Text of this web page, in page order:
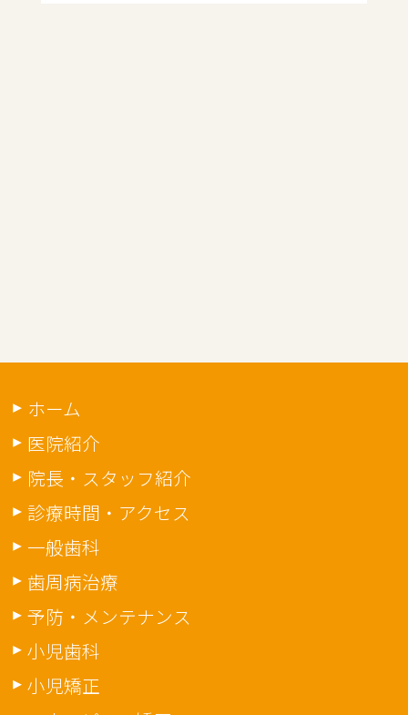
ホーム
医院紹介
院長・スタッフ紹介
診療時間・アクセス
一般歯科
歯周病治療
予防・メンテナンス
小児歯科
小児矯正